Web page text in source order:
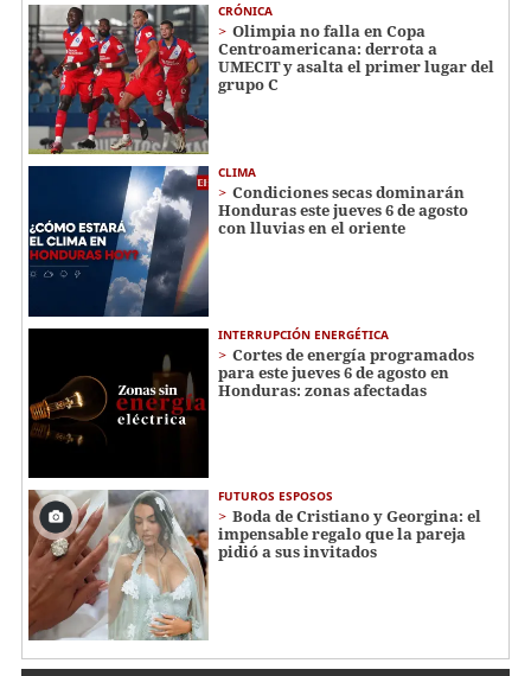
CRÓNICA
Olimpia no falla en Copa
Centroamericana: derrota a
UMECIT y asalta el primer lugar del
grupo C
CLIMA
Condiciones secas dominarán
Honduras este jueves 6 de agosto
con lluvias en el oriente
INTERRUPCIÓN ENERGÉTICA
Cortes de energía programados
para este jueves 6 de agosto en
Honduras: zonas afectadas
FUTUROS ESPOSOS
Boda de Cristiano y Georgina: el
impensable regalo que la pareja
pidió a sus invitados